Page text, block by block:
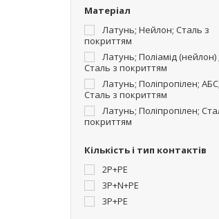
Матеріал
Латунь; Нейлон; Сталь з
покриттям
Латунь; Поліамід (нейлон) ;
Сталь з покриттям
Латунь; Поліпропілен; АБС;
Сталь з покриттям
Латунь; Поліпропілен;
покриттям
Кількість і тип контактів
2P+PE
3P+N+PE
3P+PE